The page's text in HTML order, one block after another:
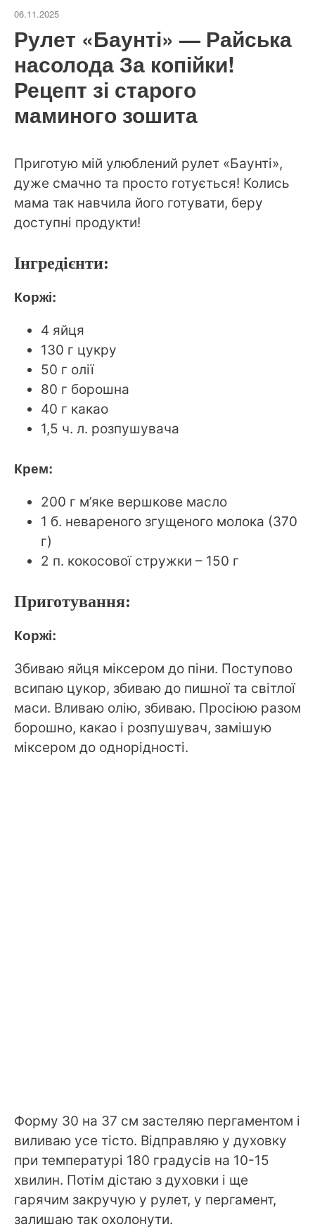
06.11.2025
Рулет «Баунті» — Райська
насолода За копійки!
Рецепт зі старого
маминого зошита
Приготую мій улюблений рулет «Баунті»,
дуже смачно та просто готується! Колись
мама так навчила його готувати, беру
доступні продукти!
Інгредієнти:
Коржі:
4 яйця
130 г цукру
50 г олії
80 г борошна
40 г какао
1,5 ч. л. розпушувача
Крем:
200 г м’яке вершкове масло
1 б. невареного згущеного молока (370
г)
2 п. кокосової стружки – 150 г
Приготування:
Коржі:
Збиваю яйця міксером до піни. Поступово
всипаю цукор, збиваю до пишної та світлої
маси. Вливаю олію, збиваю. Просіюю разом
борошно, какао і розпушувач, замішую
міксером до однорідності.
Форму 30 на 37 см застеляю пергаментом і
виливаю усе тісто. Відправляю у духовку
при температурі 180 градусів на 10-15
хвилин. Потім дістаю з духовки і ще
гарячим закручую у рулет, у пергамент,
залишаю так охолонути.